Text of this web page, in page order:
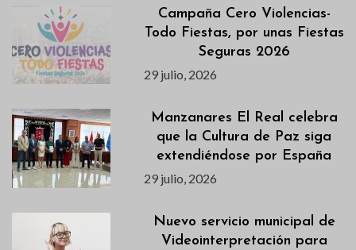
Campaña Cero Violencias-
Todo Fiestas, por unas Fiestas
Seguras 2026
29 julio, 2026
Manzanares El Real celebra
que la Cultura de Paz siga
extendiéndose por España
29 julio, 2026
Nuevo servicio municipal de
Videointerpretación para